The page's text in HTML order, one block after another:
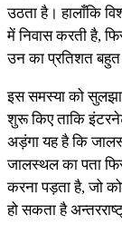
उठता है। हालाँकि
में निवास करती है,
उन का प्रतिशत
इस समस्या को
शुरू किए ताकि
अड़ंगा यह है कि
जालस्थल का पता
करना पड़ता है, जो
हो सकता है